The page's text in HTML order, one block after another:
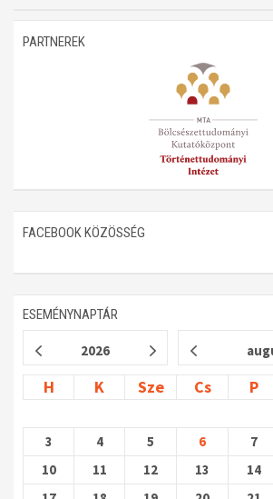
PARTNEREK
FACEBOOK KÖZÖSSÉG
ESEMÉNYNAPTÁR
2026
H K Sze Cs P
3
4 5 6 7
10
11 12 13 14